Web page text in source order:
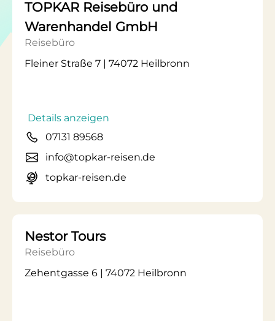
TOPKAR Reisebüro und
Warenhandel GmbH
Reisebüro
Fleiner Straße 7 | 74072 Heilbronn
Details anzeigen
07131 89568
info@topkar-reisen.de
topkar-reisen.de
Nestor Tours
Reisebüro
Zehentgasse 6 | 74072 Heilbronn